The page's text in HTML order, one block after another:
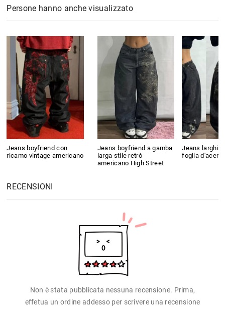
Persone hanno anche visualizzato
Jeans boyfriend con
ricamo vintage americano
Jeans boyfriend a gamba
larga stile retrò
americano High Street
Jeans larghi
foglia d'acero
RECENSIONI
Non è stata pubblicata nessuna recensione. Prima,
effetua un ordine addesso per scrivere una recensione